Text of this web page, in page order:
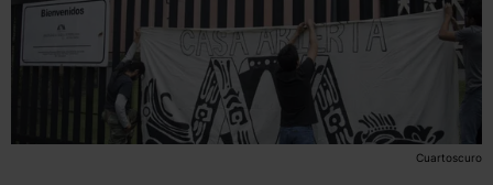
Cuartoscuro